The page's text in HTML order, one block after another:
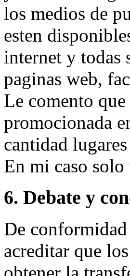
los medios de
esten
internet y todas
paginas web,
Le comento que
promocionada
cantidad
En mi caso solo
6. Debate y
De
acreditar que